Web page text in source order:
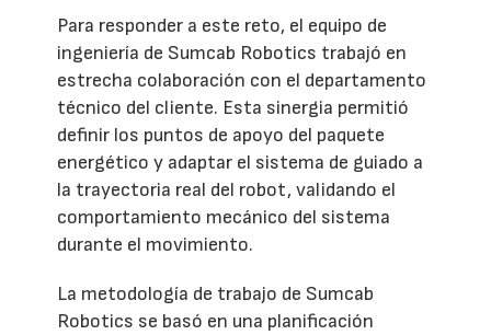
Para responder a este reto, el equipo de
ingeniería de Sumcab Robotics trabajó en
estrecha colaboración con el departamento
técnico del cliente. Esta sinergia permitió
definir los puntos de apoyo del paquete
energético y adaptar el sistema de guiado a
la trayectoria real del robot, validando el
comportamiento mecánico del sistema
durante el movimiento.
La metodología de trabajo de Sumcab
Robotics se basó en una planificación